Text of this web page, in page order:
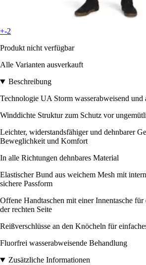
+-2
Produkt nicht verfügbar
Alle Varianten ausverkauft
Beschreibung
Technologie UA Storm wasserabweisend und
Winddichte Struktur zum Schutz vor
Leichter, widerstandsfähiger und dehnbarer
Beweglichkeit und Komfort
In alle Richtungen dehnbares Material
Elastischer Bund aus weichem Mesh mit
sichere Passform
Offene Handtaschen mit einer Innentasche
der rechten Seite
Reißverschlüsse an den Knöcheln für
Fluorfrei wasserabweisende Behandlung
Zusätzliche Informationen